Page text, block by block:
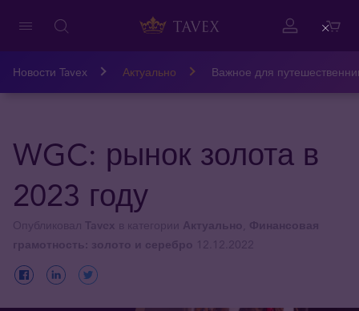
Новости Tavex Актуально Важное для
WGC: рынок золота в
2023 году
Close